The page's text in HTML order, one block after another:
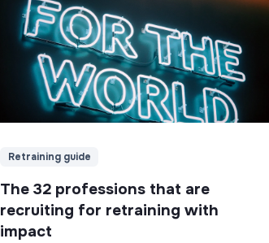
Retraining guide
The 32 professions that are
recruiting for retraining with
impact